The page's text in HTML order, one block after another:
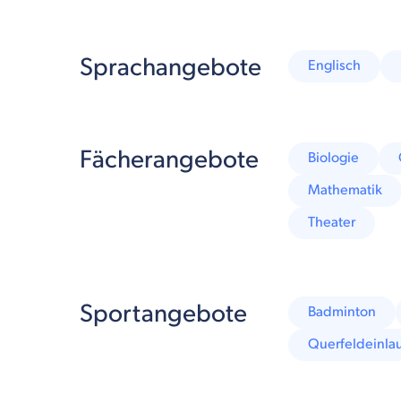
Sprachangebote Englisch
Fächerangebote Biologie
Mathematik
Theater
Sportangebote Badminton